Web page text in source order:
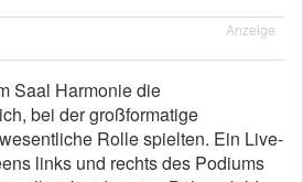
Anzeige
Saal Harmonie die
bei der großformatige
Rolle spielten. Ein Live-
links und rechts des Podiums